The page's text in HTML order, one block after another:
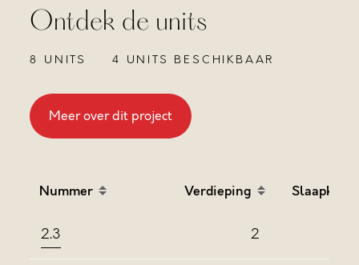
Ontdek de units
8 UNITS 4 UNITS BESCHIKBAAR
Meer over dit project
Nummer
Sort table by Nummer in descending order
Verdieping
Sort table by
2.3 2